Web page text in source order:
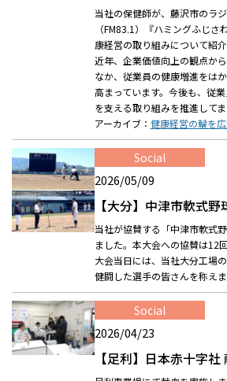
プライバ
ソーシャル
企業行動憲
曽田文庫
サイトマ
ご利用に
当社の保健師が、藤沢市のラ
（FM83.1）『ハミングふじ
康経営の取り組みについて紹介
近年、企業価値向上の観点か
なか、従業員の健康増進をは
高まっています。今後も、従
を支える取り組みを推進してま
アーカイブ： 健康経営の輪を
Social
2026/05/09
【大分】中津市軟式野
当社が協賛する「中津市軟式
ました。本大会への協賛は12
大会当日には、当社大分工場
健闘した選手の皆さんを称えま
Social
2026/04/23
【足利】日本赤十字社